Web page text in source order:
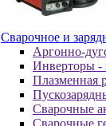
Cвapoчнoe и
Аргонно-
Инверторы -
Плазменная
Сварочные
Сварочные